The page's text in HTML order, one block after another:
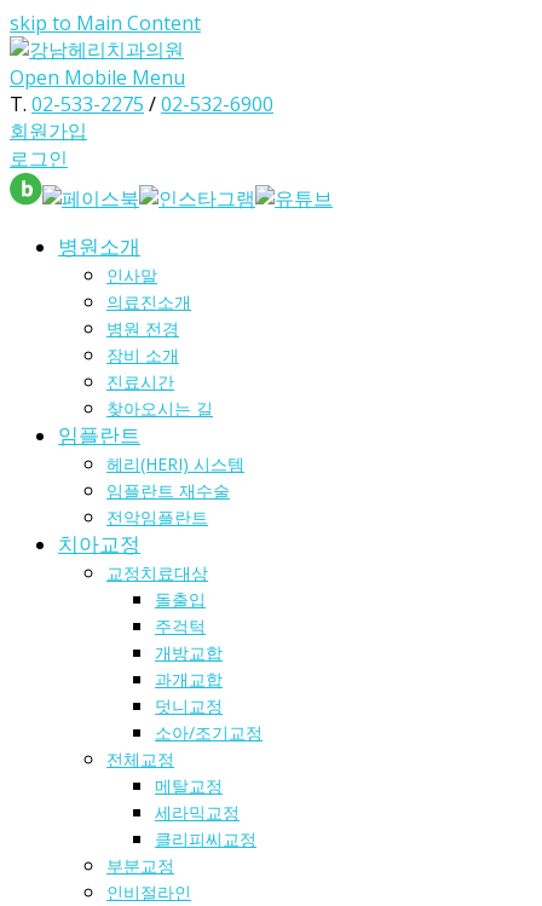
skip to Main Content
Open Mobile Menu
T. 02-533-2275 /02-532-6900
회원가입
로그인
병원소개
인사말
의료진소개
병원 전경
장비 소개
진료시간
찾아오시는 길
임플란트
헤리(HERI) 시스템
임플란트 재수술
전악임플란트
치아교정
교정치료대상
돌출입
주걱턱
개방교합
과개교합
덧니교정
소아/조기교정
전체교정
메탈교정
세라믹교정
클리피씨교정
부분교정
인비절라인